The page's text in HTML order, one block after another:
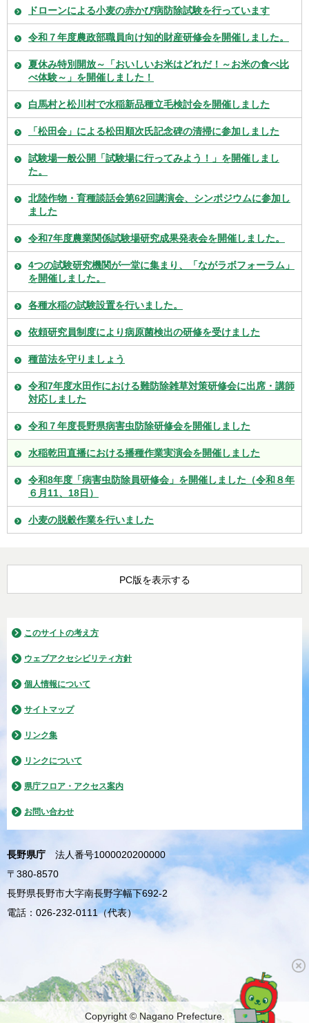
ドローンによる小麦の赤かび病防除試験を行っています
令和７年度農政部職員向け知的財産研修会を開催しました。
夏休み特別開放～「おいしいお米はどれだ！～お米の食べ比
べ体験～」を開催しました！
白馬村と松川村で水稲新品種立毛検討会を開催しました
「松田会」による松田順次氏記念碑の清掃に参加しました
試験場一般公開「試験場に行ってみよう！」を開催しまし
た。
北陸作物・育種談話会第62回講演会、シンポジウムに参加し
ました
令和7年度農業関係試験場研究成果発表会を開催しました。
4つの試験研究機関が一堂に集まり、「ながラボフォーラム」
を開催しました。
各種水稲の試験設置を行いました。
依頼研究員制度により病原菌検出の研修を受けました
種苗法を守りましょう
令和7年度水田作における難防除雑草対策研修会に出席・講師
対応しました
令和７年度長野県病害虫防除研修会を開催しました
水稲乾田直播における播種作業実演会を開催しました
令和8年度「病害虫防除員研修会」を開催しました（令和８年
６月11、18日）
小麦の脱穀作業を行いました
PC版を表示する
このサイトの考え方
ウェブアクセシビリティ方針
個人情報について
サイトマップ
リンク集
リンクについて
県庁フロア・アクセス案内
お問い合わせ
長野県庁
法人番号1000020200000
〒380-8570
長野県長野市大字南長野字幅下692-2
電話：026-232-0111（代表）
Copyright © Nagano Prefecture.